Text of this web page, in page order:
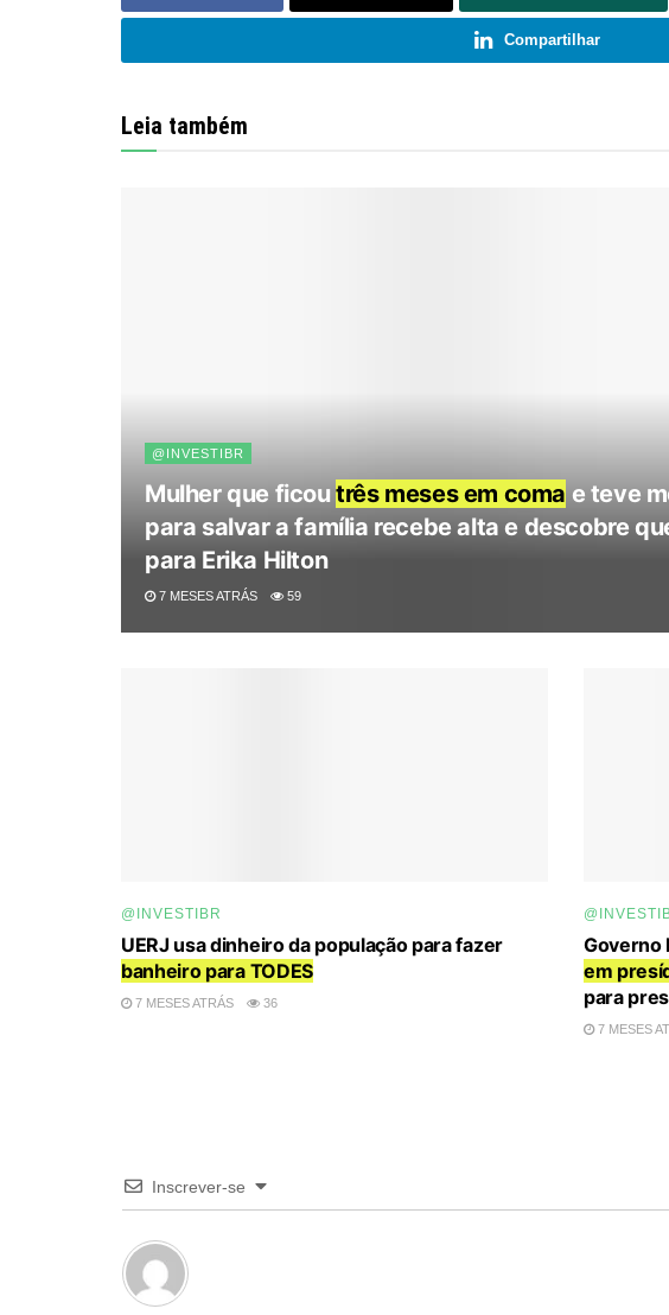
Compartilhar
Leia também
@INVESTIBR
Mulher que ficoutrês meses em coma e teve
para salvar a família recebe alta e descobre
para Erika Hilton
7 MESES ATRÁS 59
@INVESTIBR
UERJ usa dinheiro da população para fazer
banheiro para TODES
7 MESES ATRÁS 36
Governo
em
para
7 MESES
Inscrever-se